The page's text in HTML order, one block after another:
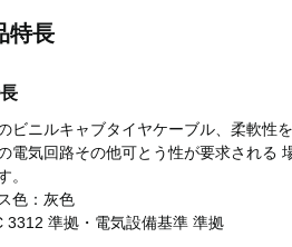
特長
ビニルキャブタイヤケーブル、柔軟性
電気回路その他可とう性が要求される
。
色：灰色
3312 準拠・電気設備基準 準拠